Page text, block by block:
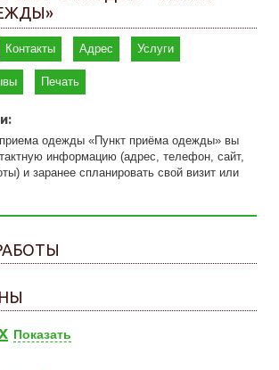
Контакты Адрес Услуги
Печать
приема одежды «Пункт приёма одежды» вы
информацию (адрес, телефон, сайт,
и заранее спланировать свой визит или
Показать